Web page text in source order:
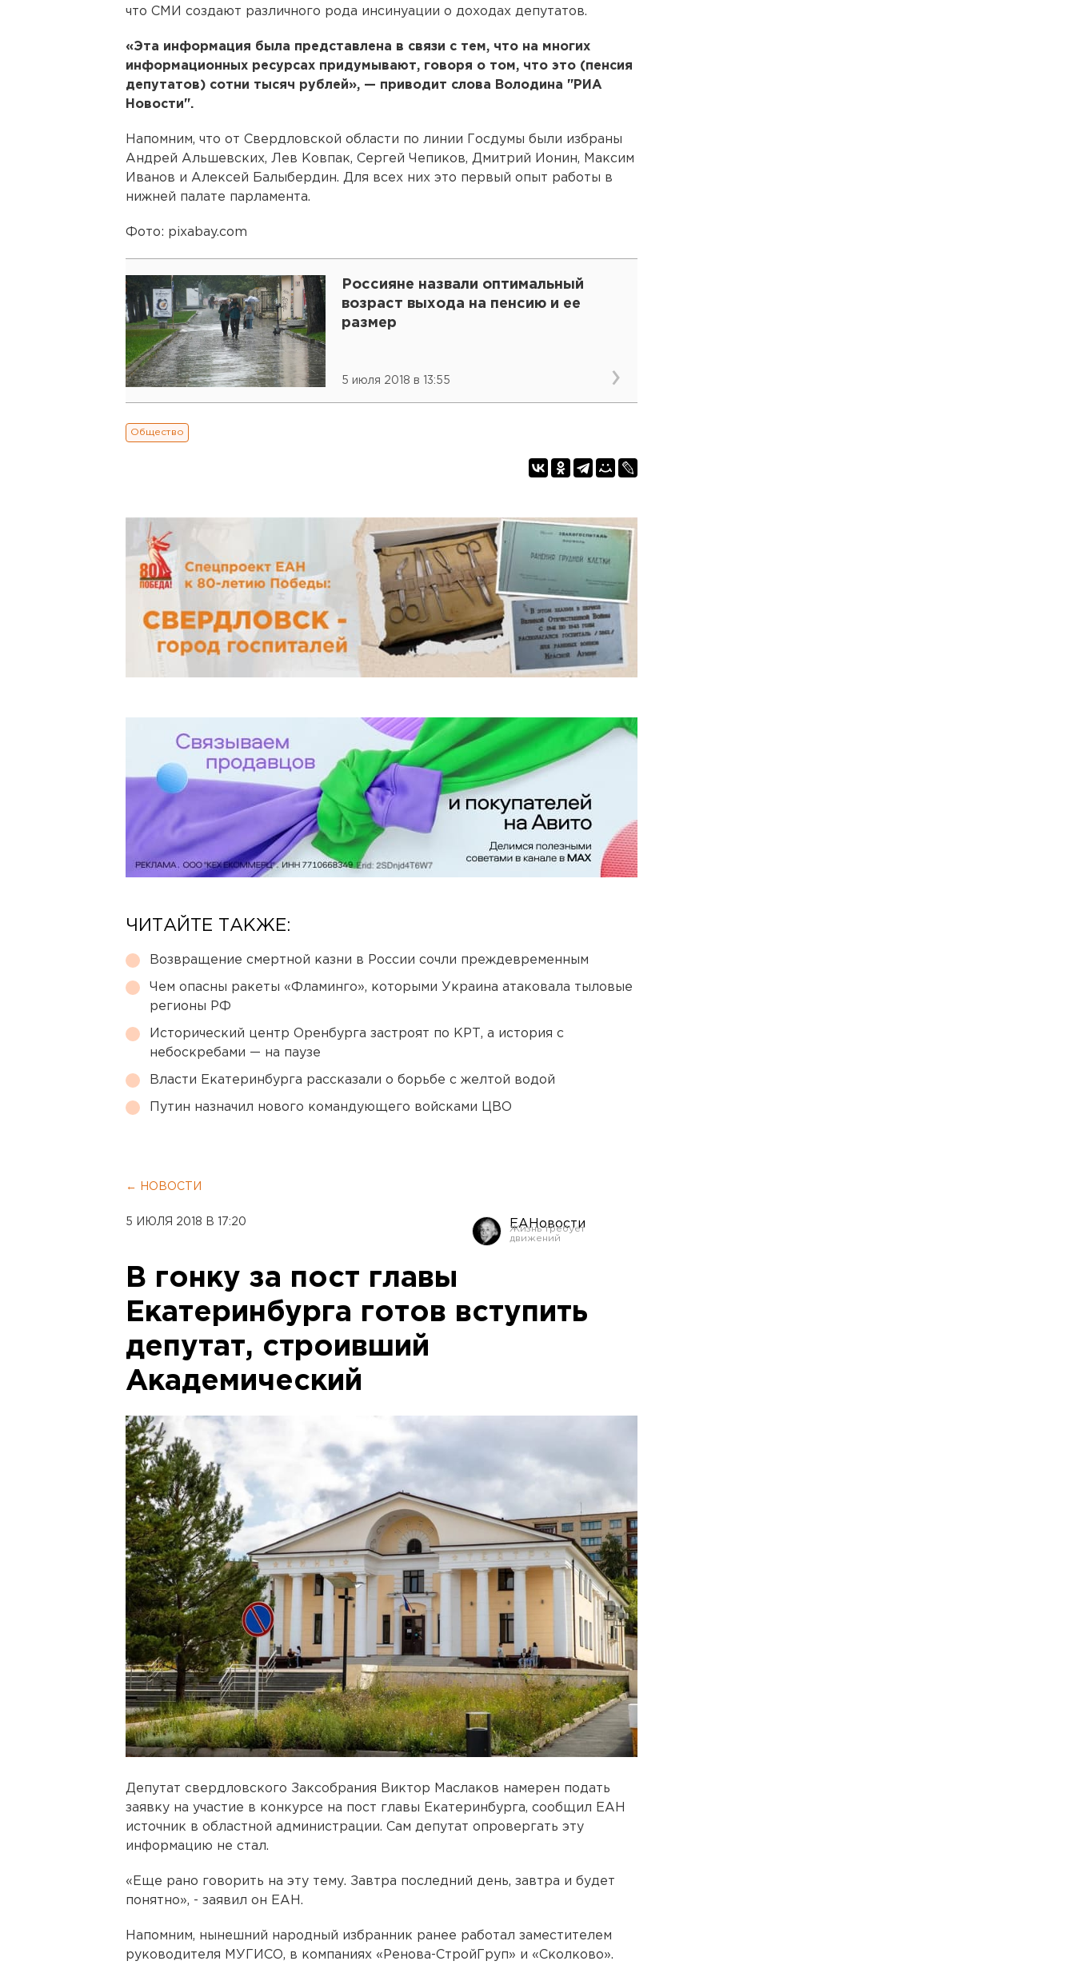
что СМИ создают различного рода инсинуации о доходах депутатов.
«Эта информация была представлена в связи с тем, что на многих
информационных ресурсах придумывают, говоря о том, что это (пенсия
депутатов) сотни тысяч рублей», — приводит слова Володина "РИА
Новости".
Напомним, что от Свердловской области по линии Госдумы были избраны
Андрей Альшевских, Лев Ковпак, Сергей Чепиков, Дмитрий Ионин, Максим
Иванов и Алексей Балыбердин. Для всех них это первый опыт работы в
нижней палате парламента.
Фото: pixabay.com
Россияне назвали оптимальный
возраст выхода на пенсию и ее
размер
5 июля 2018 в 13:55
Общество
ЧИТАЙТЕ ТАКЖЕ:
Возвращение смертной казни в России сочли преждевременным
Чем опасны ракеты «Фламинго», которыми Украина атаковала тыловые
регионы РФ
Исторический центр Оренбурга застроят по КРТ, а история с
небоскребами — на паузе
Власти Екатеринбурга рассказали о борьбе с желтой водой
Путин назначил нового командующего войсками ЦВО
← НОВОСТИ
5 ИЮЛЯ 2018 В 17:20 ЕАНовости
В гонку за пост главы
Екатеринбурга готов вступить
депутат, строивший
Академический
Депутат свердловского Заксобрания Виктор Маслаков намерен подать
заявку на участие в конкурсе на пост главы Екатеринбурга, сообщил ЕАН
источник в областной администрации. Сам депутат опровергать эту
информацию не стал.
«Еще рано говорить на эту тему. Завтра последний день, завтра и будет
понятно», - заявил он ЕАН.
Напомним, нынешний народный избранник ранее работал заместителем
руководителя МУГИСО, в компаниях «Ренова-СтройГруп» и «Сколково».